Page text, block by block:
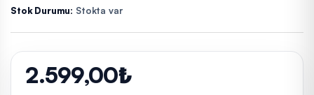
Stok Durumu: Stokta var
2.599,00₺